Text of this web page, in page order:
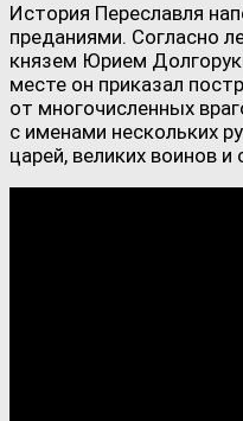
История Переславля
преданиями. Согласно
князем Юрием
месте он приказал
от многочисленных
с именами нескольких
царей, великих воинов